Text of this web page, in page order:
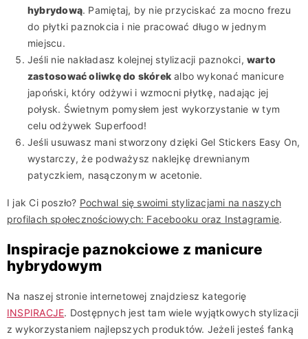
hybrydową. Pamiętaj, by nie przyciskać za mocno frezu
do płytki paznokcia i nie pracować długo w jednym
miejscu.
Jeśli nie nakładasz kolejnej stylizacji paznokci,warto
zastosować oliwkę do skórekalbo wykonać manicure
japoński, który odżywi i wzmocni płytkę, nadając jej
połysk. Świetnym pomysłem jest wykorzystanie w tym
celu odżywek Superfood!
Jeśli usuwasz mani stworzony dzięki Gel Stickers Easy On,
wystarczy, że podważysz naklejkę drewnianym
patyczkiem, nasączonym w acetonie.
I jak Ci poszło? Pochwal się swoimi stylizacjami na naszych
profilach społecznościowych: Facebooku oraz Instagramie.
Inspiracje paznokciowe z manicure
hybrydowym
Na naszej stronie internetowej znajdziesz kategorię
INSPIRACJE. Dostępnych jest tam wiele wyjątkowych stylizacji
z wykorzystaniem najlepszych produktów. Jeżeli jesteś fanką